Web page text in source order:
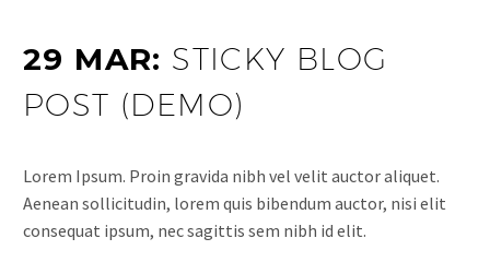
29 MAR: STICKY BLOG
POST (DEMO)
Lorem Ipsum. Proin gravida nibh vel velit auctor aliquet.
Aenean sollicitudin, lorem quis bibendum auctor, nisi elit
consequat ipsum, nec sagittis sem nibh id elit.